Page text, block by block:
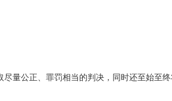
量公正、罪罚相当的判决，同时还至始至